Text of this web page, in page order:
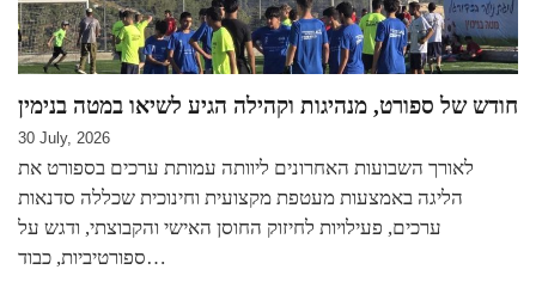
חודש של ספורט, מנהיגות וקהילה הגיע לשיאו במטה בנימין
30 July, 2026
לאורך השבועות האחרונים ליוותה עמותת ערכים בספורט את
הליגה באמצעות מעטפת מקצועית וחינוכית שכללה סדנאות
ערכים, פעילויות לחיזוק החוסן האישי והקבוצתי, ודגש על
ספורטיביות, כבוד…